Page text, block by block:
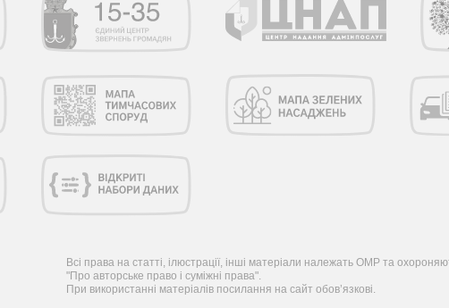
Всі права на статті, ілюстрації, інші матеріали належать ОМР та
"Про авторське право і суміжні права".
При використанні матеріалів посилання на сайт обов’язкові.